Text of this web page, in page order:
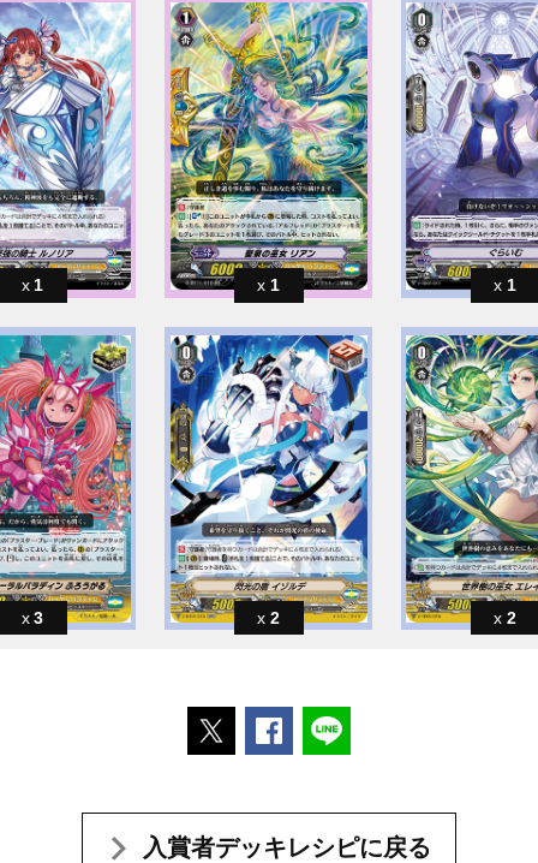
1 1 1
3 2 2
ポストするFacebookでシェアする
入賞者デッキレシピに戻る